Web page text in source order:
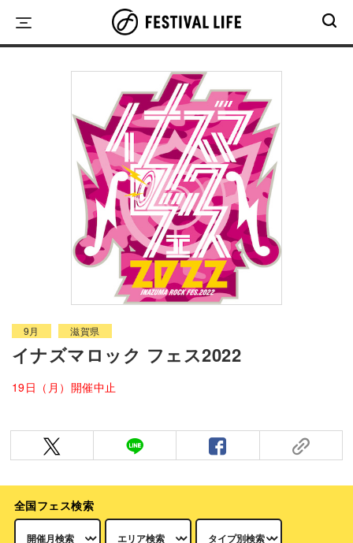
content
9月 滋賀県
イナズマロック フェス2022
19日（月）開催中止
全国フェス検索